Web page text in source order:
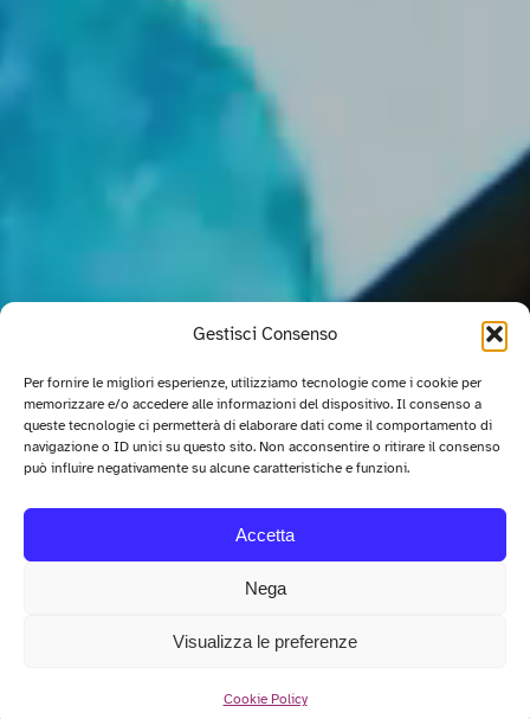
Gestisci Consenso
Per fornire le migliori esperienze, utilizziamo tecnologie come i cookie per
memorizzare e/o accedere alle informazioni del dispositivo. Il consenso a
queste tecnologie ci permetterà di elaborare dati come il comportamento di
navigazione o ID unici su questo sito. Non acconsentire o ritirare il consenso
può influire negativamente su alcune caratteristiche e funzioni.
Accetta
Nega
Visualizza le preferenze
Cookie Policy